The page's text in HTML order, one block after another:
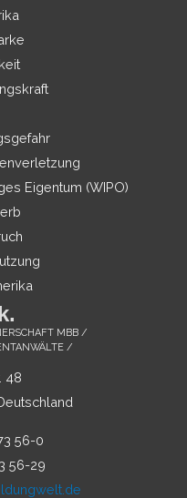
Eigentum (WIPO)
MBB /
/
48
56-0
56-29